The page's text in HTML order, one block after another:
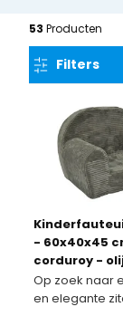
53Producten
Filters
- 60x40x45
corduroy -
Op zoek naar
en elegante